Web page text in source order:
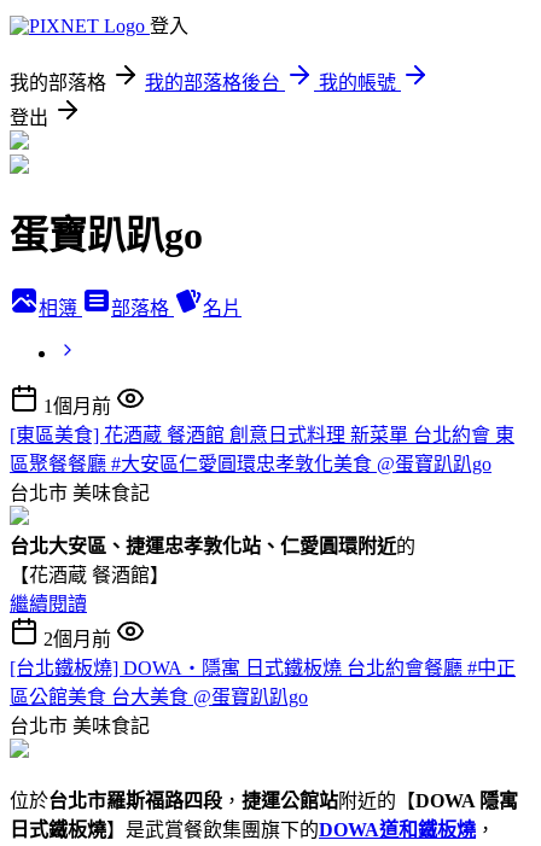
登入
我的部落格 我的部落格後台
我的帳號
登出
蛋寶趴趴go
相簿 部落格 名片
1個月前
[東區美食] 花酒蔵 餐酒館 創意日式料理 新菜單 台北約會 東
區聚餐餐廳 #大安區仁愛圓環忠孝敦化美食 @蛋寶趴趴go
台北市 美味食記
台北大安區、捷運忠孝敦化站、仁愛圓環附近的
【花酒蔵 餐酒館】
繼續閱讀
2個月前
[台北鐵板燒] DOWA・隱寓 日式鐵板燒 台北約會餐廳 #中正
區公館美食 台大美食 @蛋寶趴趴go
台北市 美味食記
位於台北市羅斯福路四段 ， 捷運公館站附近的【DOWA 隱寓
日式鐵板燒】是武賞餐飲集團旗下的DOWA道和鐵板燒 ，